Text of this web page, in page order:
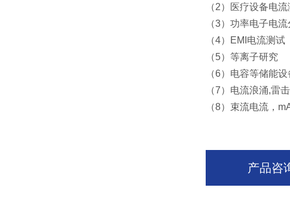
（2）医疗设备电
（3）功率电子电
（4）EMI电流测试
（5）等离子研究
（6）电容等储能
（7）电流浪涌,雷
（8）束流电流，
产品咨